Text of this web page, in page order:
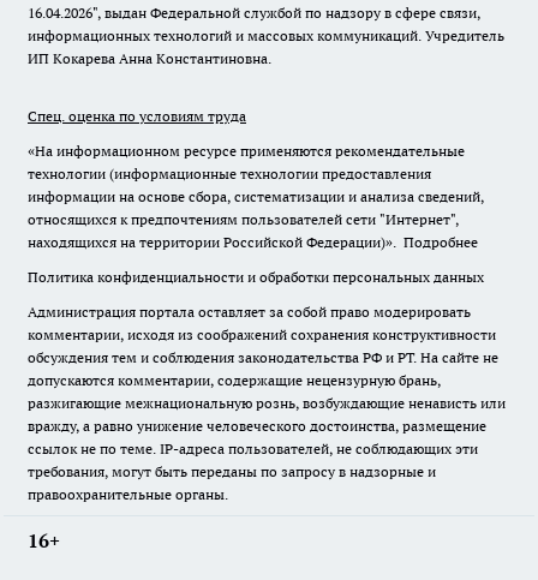
16.04.2026", выдан Федеральной службой по надзору в сфере связи,
информационных технологий и массовых коммуникаций. Учредитель
ИП Кокарева Анна Константиновна.
Спец. оценка по условиям труда
«На информационном ресурсе применяются рекомендательные
технологии (информационные технологии предоставления
информации на основе сбора, систематизации и анализа сведений,
относящихся к предпочтениям пользователей сети "Интернет",
находящихся на территории Российской Федерации)». Подробнее
Политика конфиденциальности и обработки персональных данных
Администрация портала оставляет за собой право модерировать
комментарии, исходя из соображений сохранения конструктивности
обсуждения тем и соблюдения законодательства РФ и РТ. На сайте не
допускаются комментарии, содержащие нецензурную брань,
разжигающие межнациональную рознь, возбуждающие ненависть или
вражду, а равно унижение человеческого достоинства, размещение
ссылок не по теме. IP-адреса пользователей, не соблюдающих эти
требования, могут быть переданы по запросу в надзорные и
правоохранительные органы.
16+